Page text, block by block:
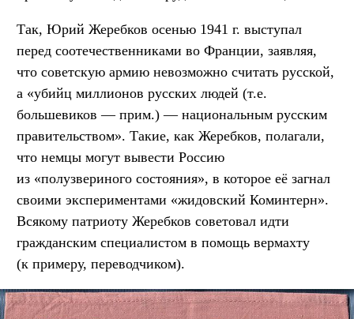
Так, Юрий Жеребков осенью 1941 г. выступал
перед соотечественниками во Франции, заявляя,
что советскую армию невозможно считать русской,
а «убийц миллионов русских людей (т.е.
большевиков — прим.) — национальным русским
правительством». Такие, как Жеребков, полагали,
что немцы могут вывести Россию
из «полузвериного состояния», в которое её загнал
своими экспериментами «жидовский Коминтерн».
Всякому патриоту Жеребков советовал идти
гражданским специалистом в помощь вермахту
(к примеру, переводчиком).